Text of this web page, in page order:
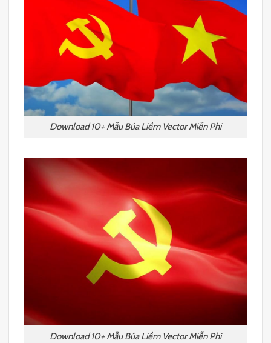
Download 10+ Mẫu Búa Liềm Vector Miễn Phí
Download 10+ Mẫu Búa Liềm Vector Miễn Phí